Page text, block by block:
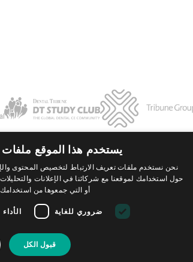
سياسة بصمةFAQ Contact
Group GmbH Inc.
Approved PACE Program
does not imply acceptance by
regulatory authority or AGD endorsement.
2024 - 6/30/2028.
يستخدم هذا الموقع ملفات
نحن نستخدم ملفات تعريف الارتباط لتخصيص المحتوى
حول استخدامك لموقعنا مع شركائنا في الإعلانات
أو التي جمعوها من
ضروري للغاية الأداء
قبول الكل